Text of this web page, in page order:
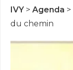
IVY> Agenda >
du chemin